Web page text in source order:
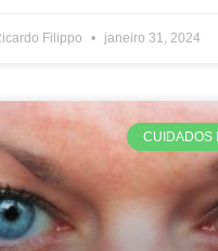
Filippo janeiro 31, 2024
CUIDADOS